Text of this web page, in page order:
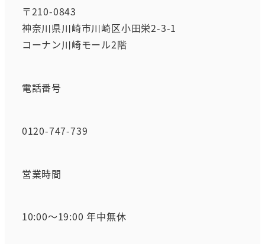
〒210-0843
神奈川県川崎市川崎区小田栄2-3-1
コーナン川崎モール2階
電話番号
0120-747-739
営業時間
10:00～19:00 年中無休